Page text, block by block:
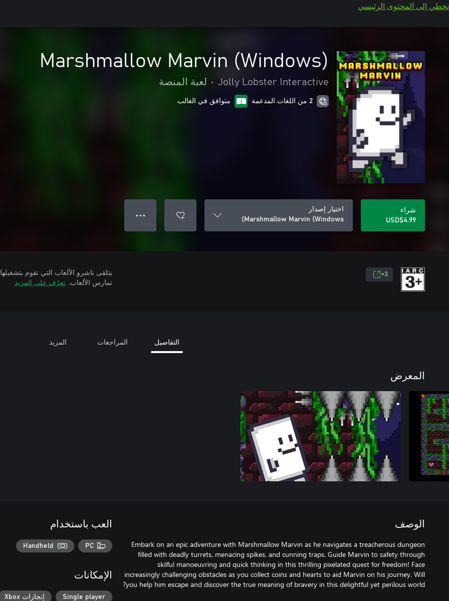
تخطي إلى المحتوى الرئيسي
Marshmallow Marvin (Windows)
Jolly Lobster Interactive
• لعبة المنصة
2 من اللغات المدعمة متوافق في الغالب
شراء
USD$4.99
اختيار إصدار
Marshmallow Marvin (Windows)
● ● ●
3+
تمارس الألعاب. تعرّف على المزيد
التفاصيل المراجعات المزيد
المعرض
الوصف
Embark on an epic adventure with Marshmallow Marvin as he navigates a treacherous dungeon
filled with deadly turrets, menacing spikes, and cunning traps. Guide Marvin to safety through
skilful manoeuvring and quick thinking in this thrilling pixelated quest for freedom! Face
increasingly challenging obstacles as you collect coins and hearts to aid Marvin on his journey. Will
you help him escape and discover the true meaning of bravery in this delightful yet perilous world?
العب باستخدام
PC
Handheld
الإمكانات
Single player إنجازات Xbox